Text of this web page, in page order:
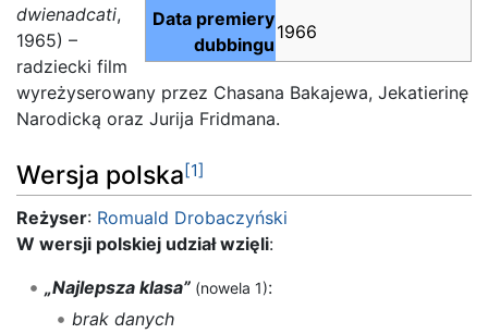
Data premiery
dubbingu
1966
dwienadcati,
1965) –
radziecki film
wyreżyserowany przez Chasana Bakajewa, Jekatierinę
Narodicką oraz Jurija Fridmana.
Wersja polska[1]
Reżyser: Romuald Drobaczyński
W wersji polskiej udział wzięli:
„Najlepsza klasa” (nowela 1):
brak danych